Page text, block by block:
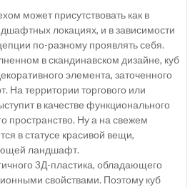
может присутствовать как в
локациях, и в зависимости
по-разному проявлять себя.
в скандинавском дизайне, куб
элемента, заточенного
На территории торгового или
в качестве функционального
пространство. Ну а на свежем
в статусе красивой вещи,
ландшафт.
3Д-пластика, обладающего
свойствами. Поэтому куб